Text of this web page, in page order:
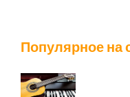
Популярное на